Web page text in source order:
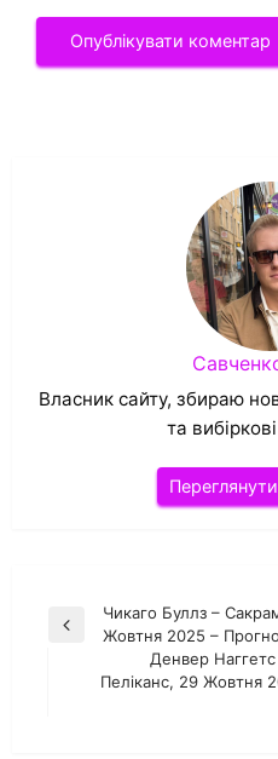
Власник сайту, збираю
та
Навігація
записів
Попередній
Чикаго Буллз –
Жовтня 2025 –
Наступний
Денвер
Пеліканс, 29 Жовтня